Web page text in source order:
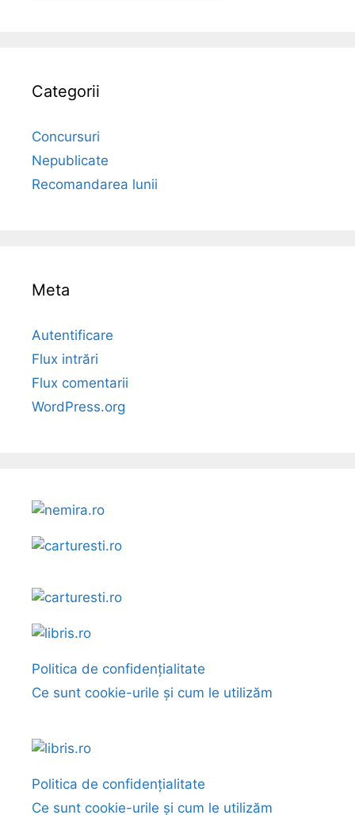
Categorii
Concursuri
Nepublicate
Recomandarea lunii
Meta
Autentificare
Flux intrări
Flux comentarii
WordPress.org
Politica de confidențialitate
Ce sunt cookie-urile și cum le utilizăm
Politica de confidențialitate
Ce sunt cookie-urile și cum le utilizăm